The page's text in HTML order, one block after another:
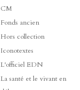
CM
Fonds ancien
Hors collection
Iconotextes
L'officiel EDN
La santé et le vivant en